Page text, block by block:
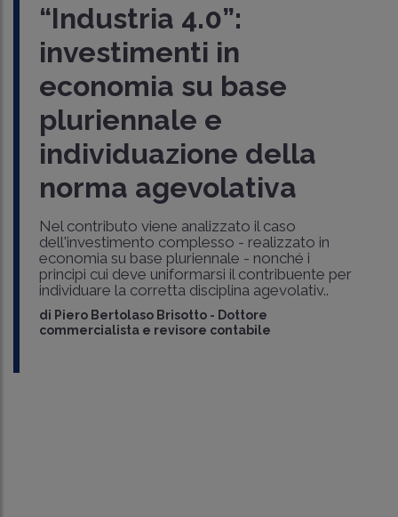
“Industria 4.0”:
investimenti in
economia su base
pluriennale e
individuazione della
norma agevolativa
Nel contributo viene analizzato il caso
dell'investimento complesso - realizzato in
economia su base pluriennale - nonché i
principi cui deve uniformarsi il contribuente per
individuare la corretta disciplina agevolativ..
di Piero Bertolaso Brisotto - Dottore
commercialista e revisore contabile